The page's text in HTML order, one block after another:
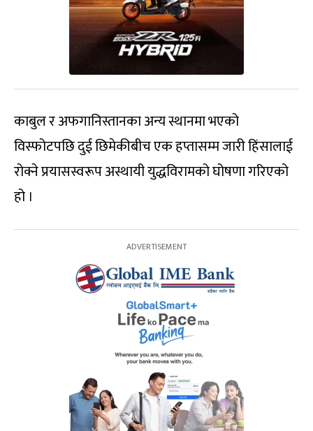
काबुल र अफगानिस्तानका अन्य स्थानमा भएको
विस्फोटपछि दुई छिमेकीबीच एक हप्तासम्म जारी हिंसालाई
रोक्ने प्रयासस्वरूप अस्थायी युद्धविरामको घोषणा गरिएको
हो ।